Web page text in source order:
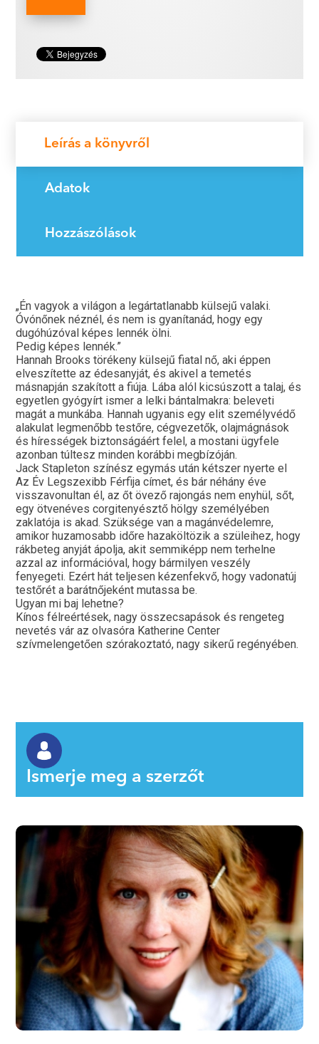
Leírás a könyvről
Adatok
Hozzászólások
„Én vagyok a világon a legártatlanabb külsejű valaki.
Óvónőnek néznél, és nem is gyanítanád, hogy egy
dugóhúzóval képes lennék ölni.
Pedig képes lennék.”
Hannah Brooks törékeny külsejű fiatal nő, aki éppen
elveszítette az édesanyját, és akivel a temetés
másnapján szakított a fiúja. Lába alól kicsúszott a talaj, és
egyetlen gyógyírt ismer a lelki bántalmakra: beleveti
magát a munkába. Hannah ugyanis egy elit személyvédő
alakulat legmenőbb testőre, cégvezetők, olajmágnások
és hírességek biztonságáért felel, a mostani ügyfele
azonban túltesz minden korábbi megbízóján.
Jack Stapleton színész egymás után kétszer nyerte el
Az Év Legszexibb Férfija címet, és bár néhány éve
visszavonultan él, az őt övező rajongás nem enyhül, sőt,
egy ötvenéves corgitenyésztő hölgy személyében
zaklatója is akad. Szüksége van a magánvédelemre,
amikor huzamosabb időre hazaköltözik a szüleihez, hogy
rákbeteg anyját ápolja, akit semmiképp nem terhelne
azzal az információval, hogy bármilyen veszély
fenyegeti. Ezért hát teljesen kézenfekvő, hogy vadonatúj
testőrét a barátnőjeként mutassa be.
Ugyan mi baj lehetne?
Kínos félreértések, nagy összecsapások és rengeteg
nevetés vár az olvasóra Katherine Center
szívmelengetően szórakoztató, nagy sikerű regényében.
Ismerje meg a szerzőt